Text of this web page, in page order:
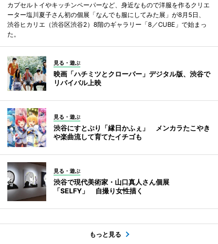
カプセルトイやキッチンペーパーなど、身近なもので洋服を作るクリエ
ーター塩川夏子さん初の個展「なんでも服にしてみた展」が8月5日、
渋谷ヒカリエ（渋谷区渋谷2）8階のギャラリー「8／CUBE」で始まっ
た。
見る・遊ぶ
映画「ハチミツとクローバー」デジタル版、渋谷で
リバイバル上映
見る・遊ぶ
渋谷にすとぷり「縁日かふぇ」 メンカラたこやき
や楽曲流して育てたイチゴも
見る・遊ぶ
渋谷で現代美術家・山口真人さん個展
「SELFY」 自撮り女性描く
もっと見る